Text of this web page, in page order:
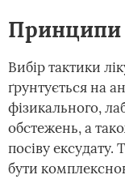
Принципи
Вибір тактики
ґрунтується на
фізикального,
обстежень, а
посіву
бути